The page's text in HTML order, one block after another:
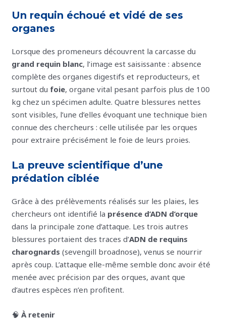
Un requin échoué et vidé de ses
organes
Lorsque des promeneurs découvrent la carcasse du
grand requin blanc, l’image est saisissante : absence
complète des organes digestifs et reproducteurs, et
surtout du foie, organe vital pesant parfois plus de 100
kg chez un spécimen adulte. Quatre blessures nettes
sont visibles, l’une d’elles évoquant une technique bien
connue des chercheurs : celle utilisée par les orques
pour extraire précisément le foie de leurs proies.
La preuve scientifique d’une
prédation ciblée
Grâce à des prélèvements réalisés sur les plaies, les
chercheurs ont identifié la présence d’ADN d’orque
dans la principale zone d’attaque. Les trois autres
blessures portaient des traces d’ADN de requins
charognards (sevengill broadnose), venus se nourrir
après coup. L’attaque elle-même semble donc avoir été
menée avec précision par des orques, avant que
d’autres espèces n’en profitent.
🧠À retenir